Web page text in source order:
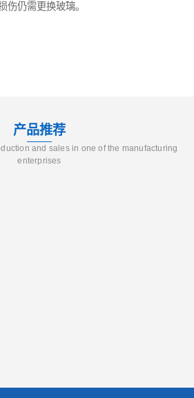
伤仍需更换玻璃。
产品推荐
and sales in one of the manufacturing
enterprises